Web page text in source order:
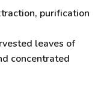
purification
leaves of
concentrated